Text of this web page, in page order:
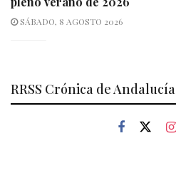
SÁBADO, 8 AGOSTO 2026
RRSS Crónica de Andalucía